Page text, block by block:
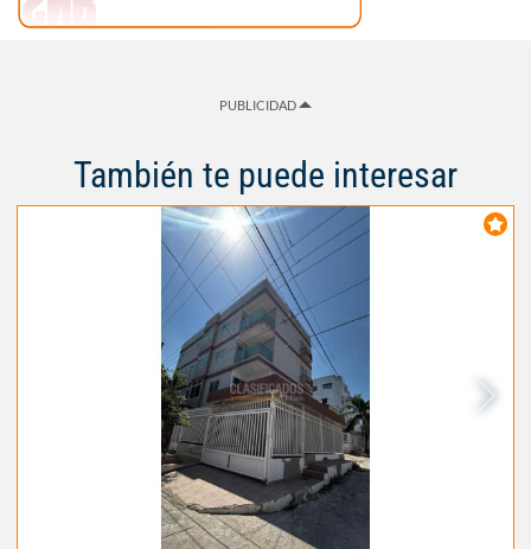
PUBLICIDAD
También te puede interesar